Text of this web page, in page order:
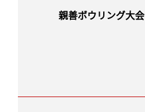
親善ボウリング大会